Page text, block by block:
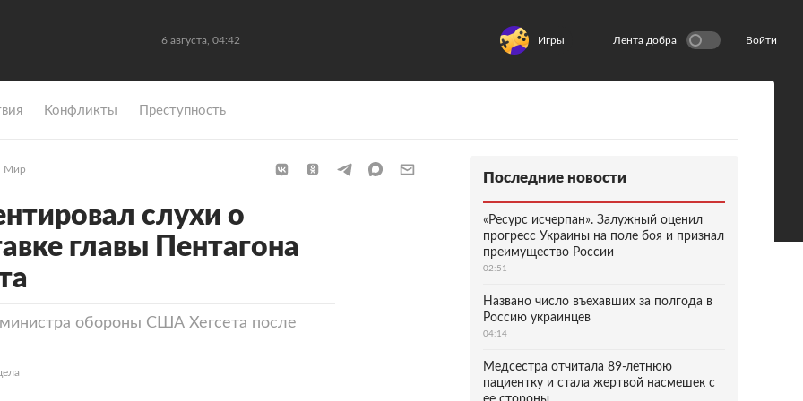
6 августа, 04:42 Игры Лента добра Войти
Конфликты Преступность
Мир
слухи о
главы Пентагона
министра обороны США Хегсета после
Последние новости
«Ресурс исчерпан». Залужный оценил
прогресс Украины на поле боя и признал
преимущество России
02:51
Названо число въехавших за полгода в
Россию украинцев
04:14
Медсестра отчитала 89-летнюю
пациентку и стала жертвой насмешек с